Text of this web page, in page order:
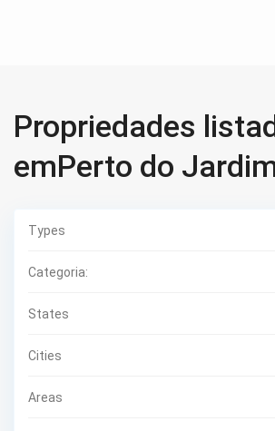
Propriedades
emPerto do
Types
Categoria:
States
Cities
Areas